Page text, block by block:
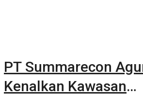
PT Summarecon
Kenalkan Kawasan